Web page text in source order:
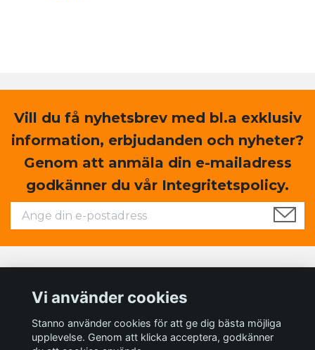
Vill du få nyhetsbrev med bl.a exklusiv
information, erbjudanden och nyheter?
Genom att anmäla din e-mailadress
godkänner du vår Integritetspolicy.
Sociala medier
Vi använder cookies
Stanno använder cookies för att ge dig bästa möjliga
upplevelse. Genom att klicka acceptera, godkänner